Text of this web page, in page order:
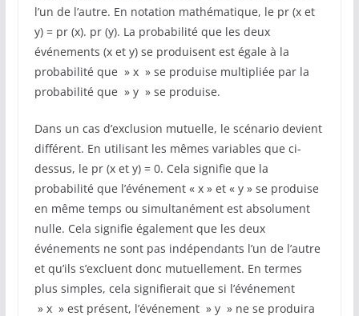
l’un de l’autre. En notation mathématique, le pr (x et
y) = pr (x). pr (y). La probabilité que les deux
événements (x et y) se produisent est égale à la
probabilité que » x » se produise multipliée par la
probabilité que » y » se produise.
Dans un cas d’exclusion mutuelle, le scénario devient
différent. En utilisant les mêmes variables que ci-
dessus, le pr (x et y) = 0. Cela signifie que la
probabilité que l’événement « x » et « y » se produise
en même temps ou simultanément est absolument
nulle. Cela signifie également que les deux
événements ne sont pas indépendants l’un de l’autre
et qu’ils s’excluent donc mutuellement. En termes
plus simples, cela signifierait que si l’événement
» x » est présent, l’événement » y » ne se produira